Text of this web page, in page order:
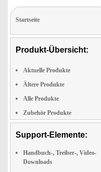
Startseite
Produkt-Übersicht:
Aktuelle Produkte
Ältere Produkte
Alle Produkte
Zubehör Produkte
Support-Elemente:
Handbuch-, Treiber-, Video-
Downloads